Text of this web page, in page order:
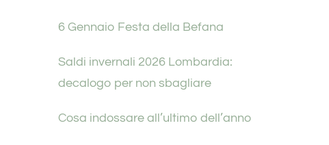
6 Gennaio Festa della Befana
Saldi invernali 2026 Lombardia:
decalogo per non sbagliare
Cosa indossare all’ultimo dell’anno